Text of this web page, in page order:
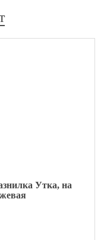
Утка, на